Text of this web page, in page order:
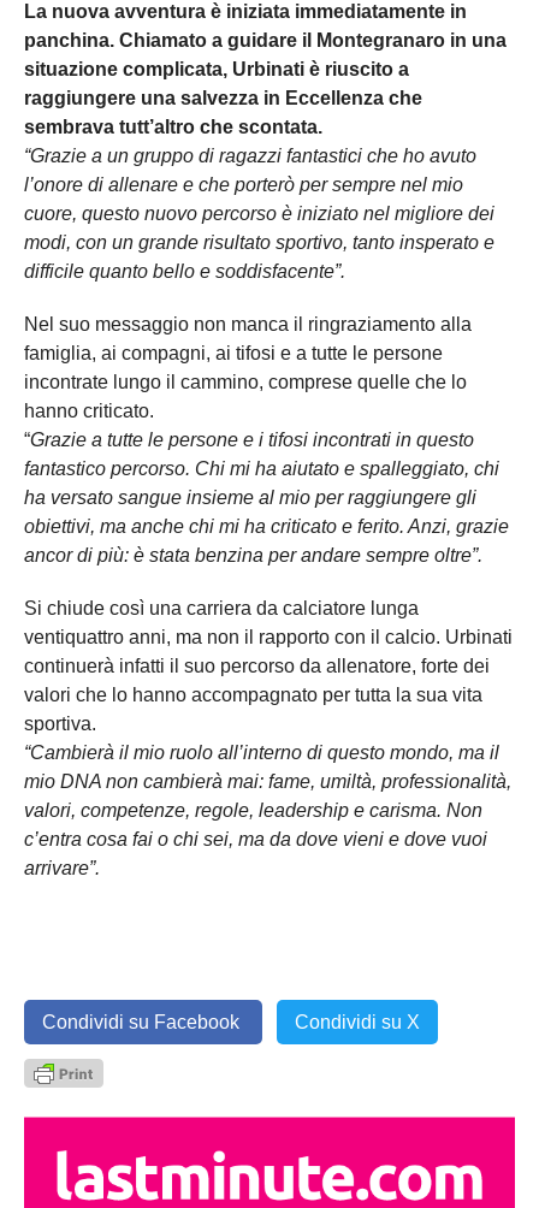
La nuova avventura è iniziata immediatamente in
panchina. Chiamato a guidare il Montegranaro in una
situazione complicata, Urbinati è riuscito a
raggiungere una salvezza in Eccellenza che
sembrava tutt’altro che scontata.
“Grazie a un gruppo di ragazzi fantastici che ho avuto
l’onore di allenare e che porterò per sempre nel mio
cuore, questo nuovo percorso è iniziato nel migliore dei
modi, con un grande risultato sportivo, tanto insperato e
difficile quanto bello e soddisfacente”.
Nel suo messaggio non manca il ringraziamento alla
famiglia, ai compagni, ai tifosi e a tutte le persone
incontrate lungo il cammino, comprese quelle che lo
hanno criticato.
“Grazie a tutte le persone e i tifosi incontrati in questo
fantastico percorso. Chi mi ha aiutato e spalleggiato, chi
ha versato sangue insieme al mio per raggiungere gli
obiettivi, ma anche chi mi ha criticato e ferito. Anzi, grazie
ancor di più: è stata benzina per andare sempre oltre”.
Si chiude così una carriera da calciatore lunga
ventiquattro anni, ma non il rapporto con il calcio. Urbinati
continuerà infatti il suo percorso da allenatore, forte dei
valori che lo hanno accompagnato per tutta la sua vita
sportiva.
“Cambierà il mio ruolo all’interno di questo mondo, ma il
mio DNA non cambierà mai: fame, umiltà, professionalità,
valori, competenze, regole, leadership e carisma. Non
c’entra cosa fai o chi sei, ma da dove vieni e dove vuoi
arrivare”.
Condividi su Facebook Condividi su X